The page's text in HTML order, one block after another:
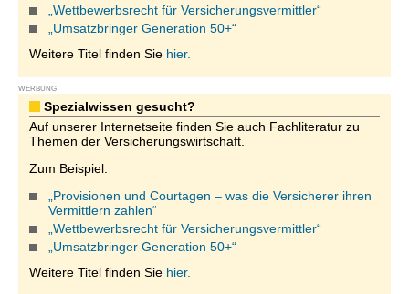
„Wettbewerbsrecht für Versicherungsvermittler“
„Umsatzbringer Generation 50+“
Weitere Titel finden Sie hier.
WERBUNG
Spezialwissen gesucht?
Auf unserer Internetseite finden Sie auch Fachliteratur zu
Themen der Versicherungswirtschaft.
Zum Beispiel:
„Provisionen und Courtagen – was die Versicherer ihren
Vermittlern zahlen“
„Wettbewerbsrecht für Versicherungsvermittler“
„Umsatzbringer Generation 50+“
Weitere Titel finden Sie hier.